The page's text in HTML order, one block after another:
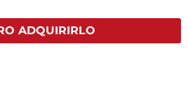
ADQUIRIRLO